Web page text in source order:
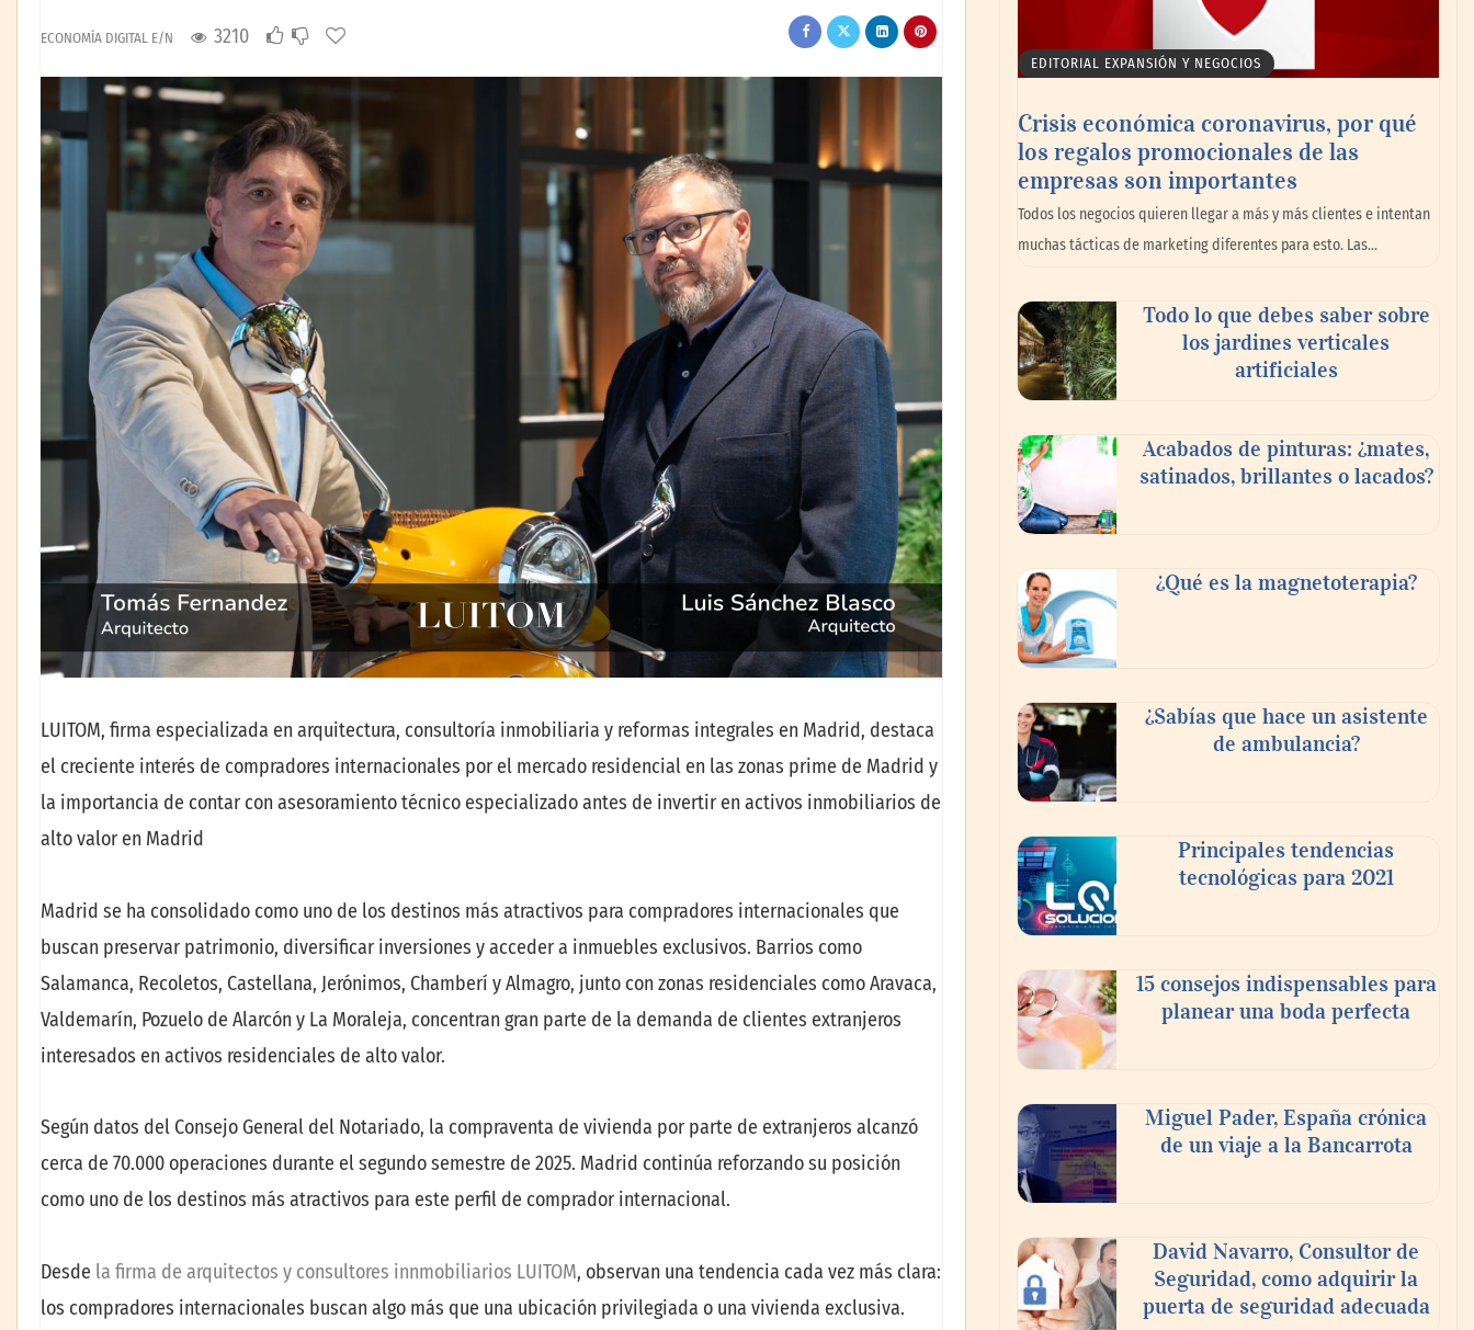
ECONOMÍA DIGITAL E/N 3210
LUITOM, firma especializada en arquitectura, consultoría inmobiliaria y reformas integrales en Madrid, destaca
el creciente interés de compradores internacionales por el mercado residencial en las zonas prime de Madrid y
la importancia de contar con asesoramiento técnico especializado antes de invertir en activos inmobiliarios de
alto valor en Madrid
Madrid se ha consolidado como uno de los destinos más atractivos para compradores internacionales que
buscan preservar patrimonio, diversificar inversiones y acceder a inmuebles exclusivos. Barrios como
Salamanca, Recoletos, Castellana, Jerónimos, Chamberí y Almagro, junto con zonas residenciales como Aravaca,
Valdemarín, Pozuelo de Alarcón y La Moraleja, concentran gran parte de la demanda de clientes extranjeros
interesados en activos residenciales de alto valor.
Según datos del Consejo General del Notariado, la compraventa de vivienda por parte de extranjeros alcanzó
cerca de 70.000 operaciones durante el segundo semestre de 2025. Madrid continúa reforzando su posición
como uno de los destinos más atractivos para este perfil de comprador internacional.
Desde la firma de arquitectos y consultores innmobiliarios LUITOM, observan una tendencia cada vez más clara:
los compradores internacionales buscan algo más que una ubicación privilegiada o una vivienda exclusiva.
EDITORIAL EXPANSIÓN Y NEGOCIOS
Crisis económica coronavirus, por qué
los regalos promocionales de las
empresas son importantes
Todos los negocios quieren llegar a más y más clientes e intentan
muchas tácticas de marketing diferentes para esto. Las…
Todo lo que debes saber sobre
los jardines verticales
artificiales
Acabados de pinturas: ¿mates,
satinados, brillantes o lacados?
¿Qué es la magnetoterapia?
¿Sabías que hace un asistente
de ambulancia?
Principales tendencias
tecnológicas para 2021
15 consejos indispensables para
planear una boda perfecta
Miguel Pader, España crónica
de un viaje a la Bancarrota
David Navarro, Consultor de
Seguridad, como adquirir la
puerta de seguridad adecuada